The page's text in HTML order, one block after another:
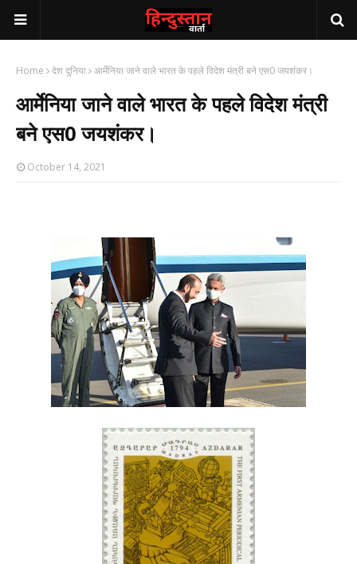
Home देश दुनिया आर्मेनिया जाने वाले भारत के पहले विदेश मंत्री बने एस0 जयशंकर।
आर्मेनिया जाने वाले भारत के पहले विदेश मंत्री
बने एस0 जयशंकर।
October 14, 2021